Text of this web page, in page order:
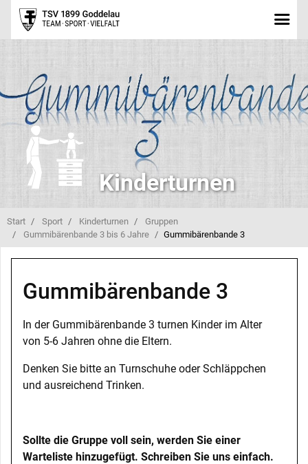
Kinderturnen
Start Sport Kinderturnen
Gruppen
Gummibärenbande 3 bis 6 Jahre
Gummibärenbande 3
Gummibärenbande 3
In der Gummibärenbande 3 turnen Kinder im Alter
von 5-6 Jahren ohne die Eltern.
Denken Sie bitte an Turnschuhe oder Schläppchen
und ausreichend Trinken.
Sollte die Gruppe voll sein, werden Sie einer
Warteliste hinzugefügt. Schreiben Sie uns einfach.